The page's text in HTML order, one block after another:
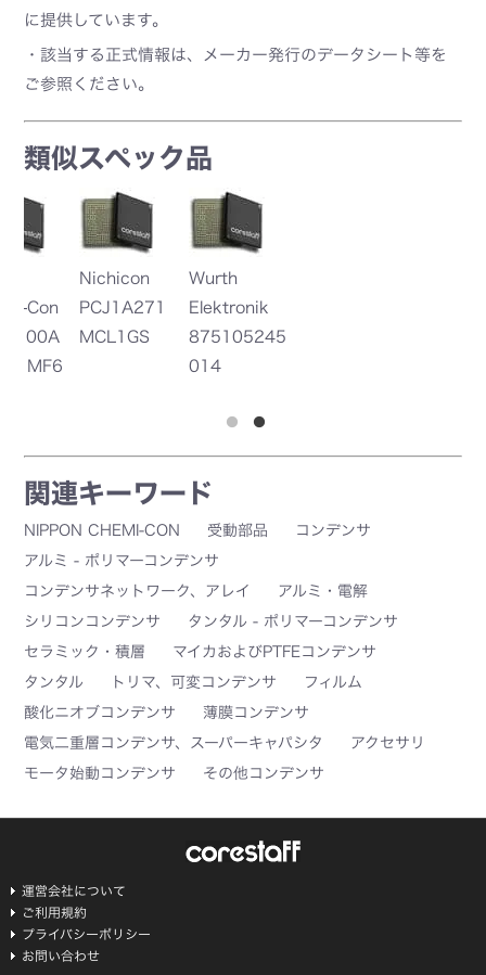
に提供しています。
・該当する正式情報は、メーカー発行のデータシート等を
ご参照ください。
類似スペック品
Nichicon
PCJ1A271
MCL1GS
Wurth
Elektronik
875105245
関連キーワード
NIPPON CHEMI-CON 受動部品
コンデンサ
アルミ - ポリマーコンデンサ
コンデンサネットワーク、アレイ
アルミ・電解
シリコンコンデンサ
タンタル - ポリマーコンデンサ
セラミック・積層
マイカおよびPTFEコンデンサ
タンタル
トリマ、可変コンデンサ
フィルム
酸化ニオブコンデンサ
薄膜コンデンサ
電気二重層コンデンサ、スーパーキャパシタ
アクセサリ
モータ始動コンデンサ
その他コンデンサ
運営会社について
ご利用規約
プライバシーポリシー
お問い合わせ